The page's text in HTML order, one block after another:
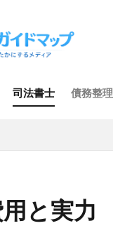
司法書士 債務整理
と実力